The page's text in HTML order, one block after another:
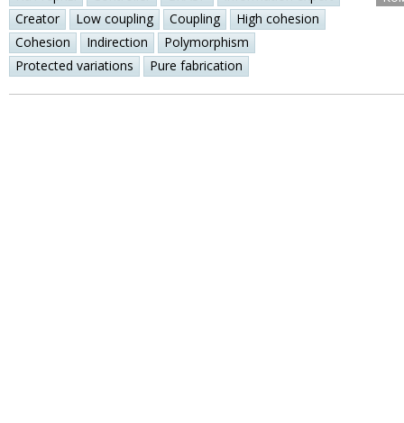
Creator
Low coupling Coupling
High cohesion
Cohesion
Indirection
Polymorphism
Protected variations
Pure fabrication